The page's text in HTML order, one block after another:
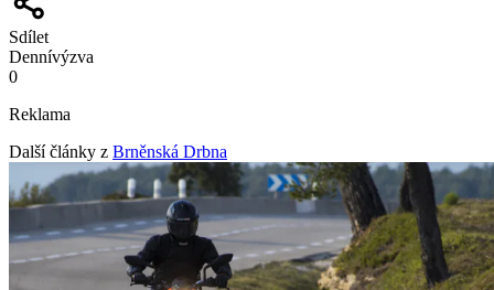
Sdílet
Dennívýzva
0
Reklama
Další články z Brněnská Drbna